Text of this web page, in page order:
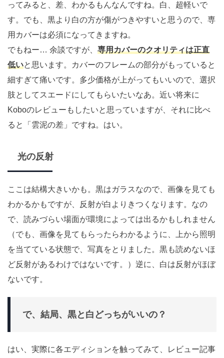
ってみると、差、わかるもんなんですね。白、超軽いで
す。でも、黒より白の方が傷がつきやすいと思うので、専
用カバーは必須になってきますね。
でもねー… 余談ですが、 専用カバーのクオリティは正直
低いと思います。カバーのフレームの部分がもっていると
細すぎて痛いです。多少価格が上がってもいいので、選択
肢としてスエードにしてもらいたいなあ。近い将来に
Koboのレビューもしたいと思っていますが、それに比べ
ると「雲泥の差」ですね。はい。
光の反射
ここは結構大きいかも。黒はガラスなので、画像を見ても
わかるかもですが、反射が白よりきつくなります。なの
で、読みづらい場面が環境によっては出るかもしれません
（でも、画像を見てもらったらわかるように、上から照明
を当てている状態で、写真をとりました。黒も読めないほ
ど反射があるわけではないです。）逆に、白は反射がほぼ
ないです。
で、結局、黒と白どっちがいいの？
はい、実際に各エディションを触ってみて、レビュー記事